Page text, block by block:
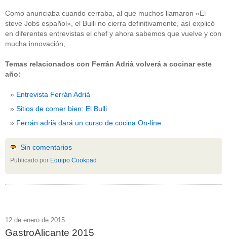
Como anunciaba cuando cerraba, al que muchos llamaron «El
steve Jobs español», el Bulli no cierra definitivamente, así explicó
en diferentes entrevistas el chef y ahora sabemos que vuelve y con
mucha innovación,
Temas relacionados con Ferrán Adrià volverá a cocinar este
año:
Entrevista Ferrán Adrià
Sitios de comer bien: El Bulli
Ferrán adrià dará un curso de cocina On-line
Sin comentarios
Publicado por Equipo Cookpad
12 de enero de 2015
GastroAlicante 2015